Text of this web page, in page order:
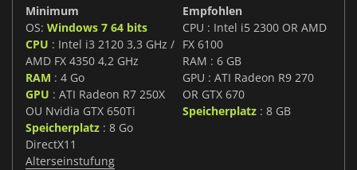
Minimum
OS: Windows 7 64 bits
CPU : Intel i3 2120 3,3 GHz /
AMD FX 4350 4,2 GHz
RAM : 4 Go
GPU : ATI Radeon R7 250X
OU Nvidia GTX 650Ti
Speicherplatz : 8 Go
DirectX11
Empfohlen
CPU : Intel i5 2300 OR AMD
FX 6100
RAM : 6 GB
GPU : ATI Radeon R9 270
OR GTX 670
Speicherplatz : 8 GB
Alterseinstufung